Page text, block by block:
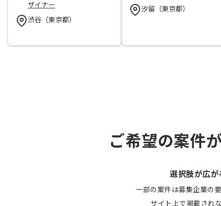
ザイナー
渋谷（東京都）
汐留（東京都）
ご希望の案件
選択肢が広が
一部の案件は募集企業の
サイト上で掲載され